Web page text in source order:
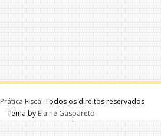
Prática Fiscal Todos os direitos reservados
Tema by Elaine Gaspareto